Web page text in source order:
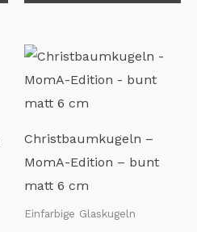
Christbaumkugeln –
MomA-Edition – bunt
matt 6 cm
Einfarbige Glaskugeln